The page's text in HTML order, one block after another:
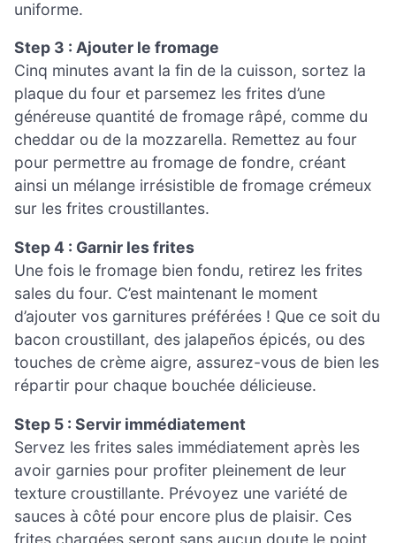
uniforme.
Step 3 : Ajouter le fromage
Cinq minutes avant la fin de la cuisson, sortez la
plaque du four et parsemez les frites d’une
généreuse quantité de fromage râpé, comme du
cheddar ou de la mozzarella. Remettez au four
pour permettre au fromage de fondre, créant
ainsi un mélange irrésistible de fromage crémeux
sur les frites croustillantes.
Step 4 : Garnir les frites
Une fois le fromage bien fondu, retirez les frites
sales du four. C’est maintenant le moment
d’ajouter vos garnitures préférées ! Que ce soit du
bacon croustillant, des jalapeños épicés, ou des
touches de crème aigre, assurez-vous de bien les
répartir pour chaque bouchée délicieuse.
Step 5 : Servir immédiatement
Servez les frites sales immédiatement après les
avoir garnies pour profiter pleinement de leur
texture croustillante. Prévoyez une variété de
sauces à côté pour encore plus de plaisir. Ces
frites chargées seront sans aucun doute le point